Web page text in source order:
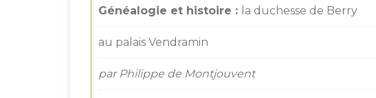
Généalogie et histoire : la duchesse de Berry
au palais Vendramin
par Philippe de Montjouvent